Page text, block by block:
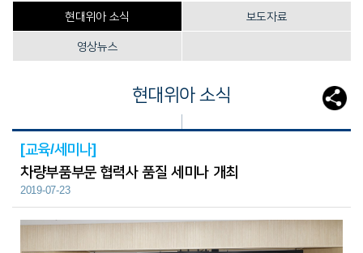
현대위아 소식 보도자료
영상뉴스
현대위아 소식
[교육/세미나]
차량부품부문 협력사 품질 세미나 개최
2019-07-23